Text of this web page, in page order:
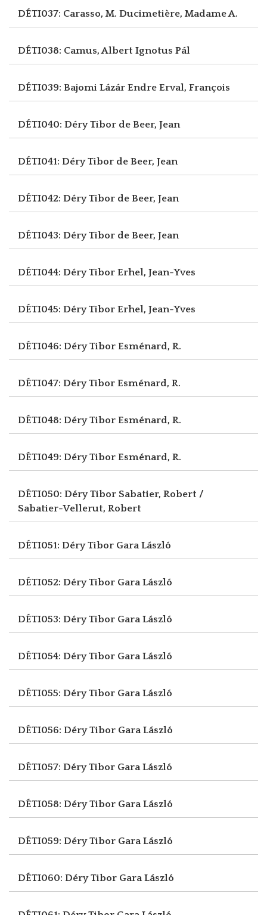
DÉTI037: Carasso, M. Ducimetière, Madame A.
DÉTI038: Camus, Albert Ignotus Pál
DÉTI039: Bajomi Lázár Endre Erval, François
DÉTI040: Déry Tibor de Beer, Jean
DÉTI041: Déry Tibor de Beer, Jean
DÉTI042: Déry Tibor de Beer, Jean
DÉTI043: Déry Tibor de Beer, Jean
DÉTI044: Déry Tibor Erhel, Jean-Yves
DÉTI045: Déry Tibor Erhel, Jean-Yves
DÉTI046: Déry Tibor Esménard, R.
DÉTI047: Déry Tibor Esménard, R.
DÉTI048: Déry Tibor Esménard, R.
DÉTI049: Déry Tibor Esménard, R.
DÉTI050: Déry Tibor Sabatier, Robert /
Sabatier-Vellerut, Robert
DÉTI051: Déry Tibor Gara László
DÉTI052: Déry Tibor Gara László
DÉTI053: Déry Tibor Gara László
DÉTI054: Déry Tibor Gara László
DÉTI055: Déry Tibor Gara László
DÉTI056: Déry Tibor Gara László
DÉTI057: Déry Tibor Gara László
DÉTI058: Déry Tibor Gara László
DÉTI059: Déry Tibor Gara László
DÉTI060: Déry Tibor Gara László